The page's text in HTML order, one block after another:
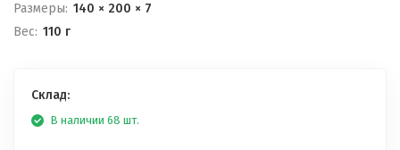
Размеры: 140 × 200 × 7
Вес: 110 г
Склад:
В наличии 68 шт.